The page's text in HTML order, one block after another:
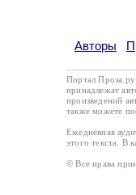
Авторы
Портал Проза.ру
принадлежат
произведений
также можете
Ежедневная
этого текста. В
© Все права